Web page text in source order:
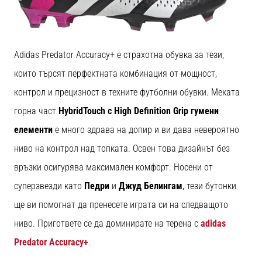
прецизност,
контрол
във
всяко
Перфектни
за
…
Покажи
всички
статии
Adidas Predator Accuracy+ е страхотна обувка за тези,
които търсят перфектната комбинация от мощност,
контрол и прецизност в техните футболни обувки. Меката
горна част HybridTouch с High Definition Grip гумени
елементи е много здрава на допир и ви дава невероятно
ниво на контрол над топката. Освен това дизайнът без
връзки осигурява максимален комфорт. Носени от
суперзвезди като Педри и Джуд Белингам, тези бутонки
ще ви помогнат да пренесете играта си на следващото
ниво. Пригответе се да доминирате на терена с adidas
Predator Accuracy+.